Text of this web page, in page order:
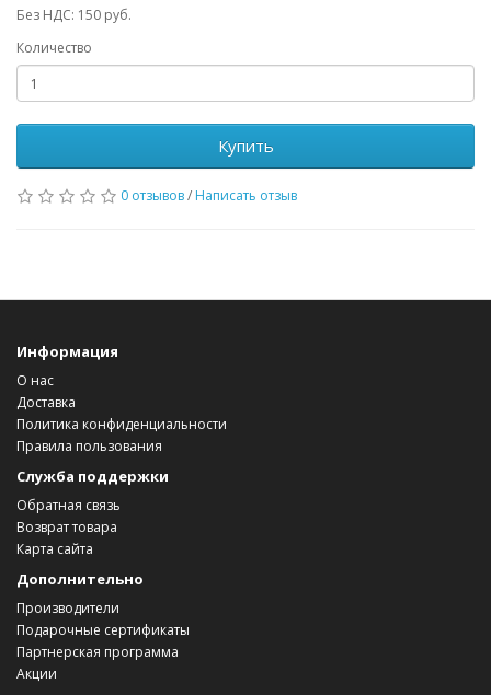
Без НДС: 150 руб.
Количество
Купить
0 отзывов/ Написать отзыв
Информация
О нас
Доставка
Политика конфиденциальности
Правила пользования
Служба поддержки
Обратная связь
Возврат товара
Карта сайта
Дополнительно
Производители
Подарочные сертификаты
Партнерская программа
Акции